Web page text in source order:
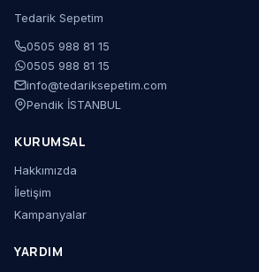
Tedarik Sepetim
0505 988 81 15
0505 988 81 15
info@tedariksepetim.com
Pendik İSTANBUL
KURUMSAL
Hakkımızda
İletişim
Kampanyalar
YARDIM